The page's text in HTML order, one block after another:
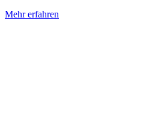
Mehr erfahren